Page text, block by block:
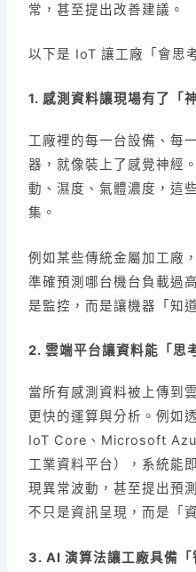
常，甚至提出改善建議。
以下是 IoT 讓工廠「會思
1. 感測資料讓現場有了「神
工廠裡的每一台設備、每
器，就像裝上了感覺神經
動、濕度、氣體濃度，這
集。
例如某些傳統金屬加工廠
準確預測哪台機台負載過
是監控，而是讓機器「知
2. 雲端平台讓資料能「思
當所有感測資料被上傳到
更快的運算與分析。例如
IoT Core、Microsoft
工業資料平台），系統能
現異常波動，甚至提出預
不只是資訊呈現，而是「
3. AI 演算法讓工廠具備「